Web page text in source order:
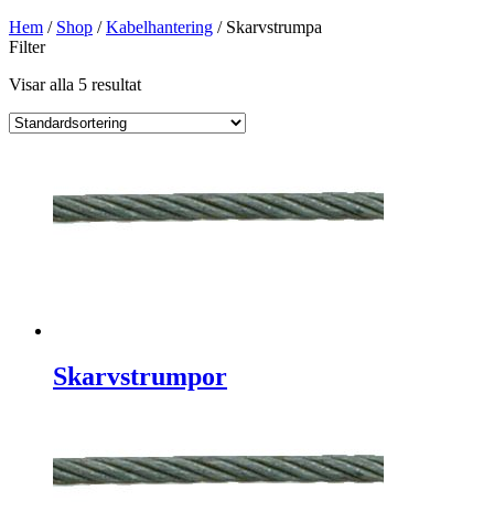
Hem / Shop /Kabelhantering / Skarvstrumpa
Filter
Visar alla 5 resultat
Skarvstrumpor